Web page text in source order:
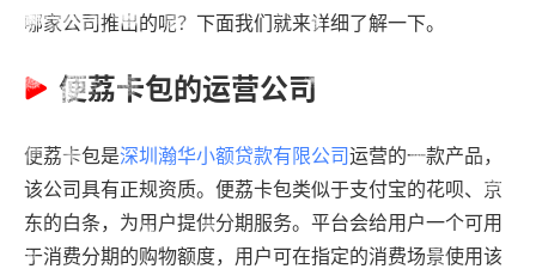
哪家公司推出的呢？下面我们就来详细了解一下。
便荔卡包的运营公司
便荔卡包是深圳瀚华小额贷款有限公司运营的一款产品，
该公司具有正规资质。便荔卡包类似于支付宝的花呗、京
东的白条，为用户提供分期服务。平台会给用户一个可用
于消费分期的购物额度，用户可在指定的消费场景使用该